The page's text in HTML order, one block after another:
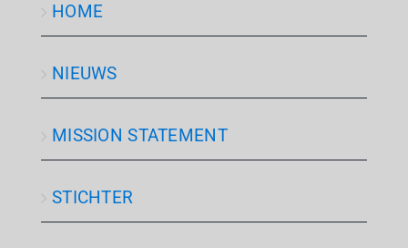
HOME
NIEUWS
MISSION STATEMENT
STICHTER